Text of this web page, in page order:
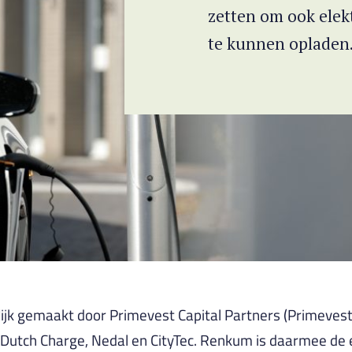
zetten om ook
te kunnen opladen.
gemaakt door Primevest Capital Partners (Primevest
Charge, Nedal en CityTec. Renkum is daarmee